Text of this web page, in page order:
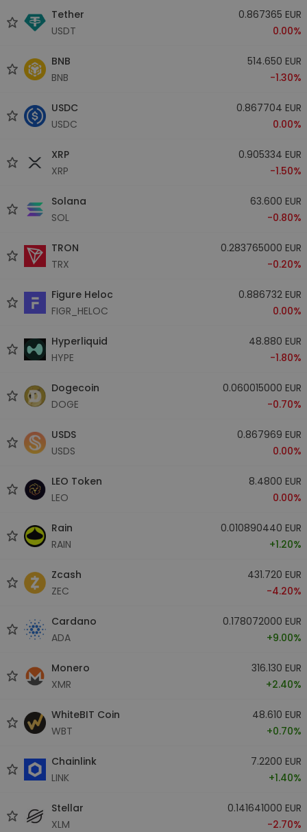
Tether
USDT
0.867365 EUR
0.00%
BNB
BNB
514.650 EUR
-1.30%
USDC
USDC
0.867704 EUR
0.00%
XRP
XRP
0.905334 EUR
-1.50%
Solana
SOL
63.600 EUR
-0.80%
TRON
TRX
0.283765000 EUR
-0.20%
Figure Heloc
FIGR_HELOC
0.886732 EUR
0.00%
Hyperliquid
HYPE
48.880 EUR
-1.80%
Dogecoin
DOGE
0.060015000 EUR
-0.70%
USDS
USDS
0.867969 EUR
0.00%
LEO Token
LEO
8.4800 EUR
0.00%
Rain
RAIN
0.010890440 EUR
+1.20%
Zcash
ZEC
431.720 EUR
-4.20%
Cardano
ADA
0.178072000 EUR
+9.00%
Monero
XMR
316.130 EUR
+2.40%
WhiteBIT Coin
WBT
48.610 EUR
+0.70%
Chainlink
LINK
7.2200 EUR
+1.40%
Stellar
XLM
0.141641000 EUR
-2.70%